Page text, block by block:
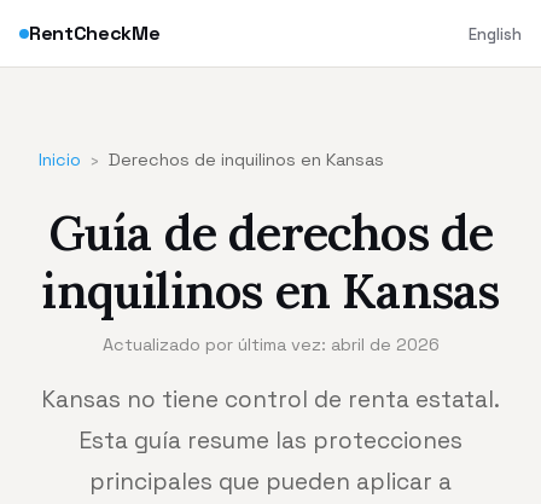
RentCheckMe English
Inicio › Derechos de inquilinos en Kansas
Guía de derechos de
inquilinos en Kansas
Actualizado por última vez: abril de 2026
Kansas no tiene control de renta estatal.
Esta guía resume las protecciones
principales que pueden aplicar a